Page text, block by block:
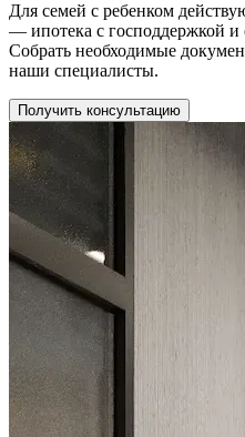
Для семей с ребенком
— ипотека с господдержкой и
Собрать необходимые
наши специалисты.
Получить консультацию